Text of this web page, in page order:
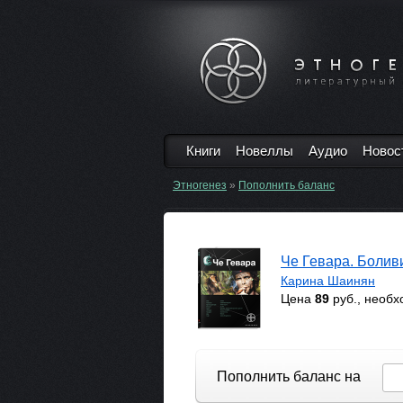
Книги Новеллы Аудио
Этногенез » Пополнить баланс
Че Гевара.
Карина Шаинян
Цена 89 руб.,
Пополнить баланс на